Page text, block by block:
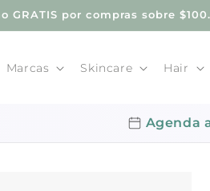
GRATIS por compras sobre
Marcas Skincare Hair
Agenda